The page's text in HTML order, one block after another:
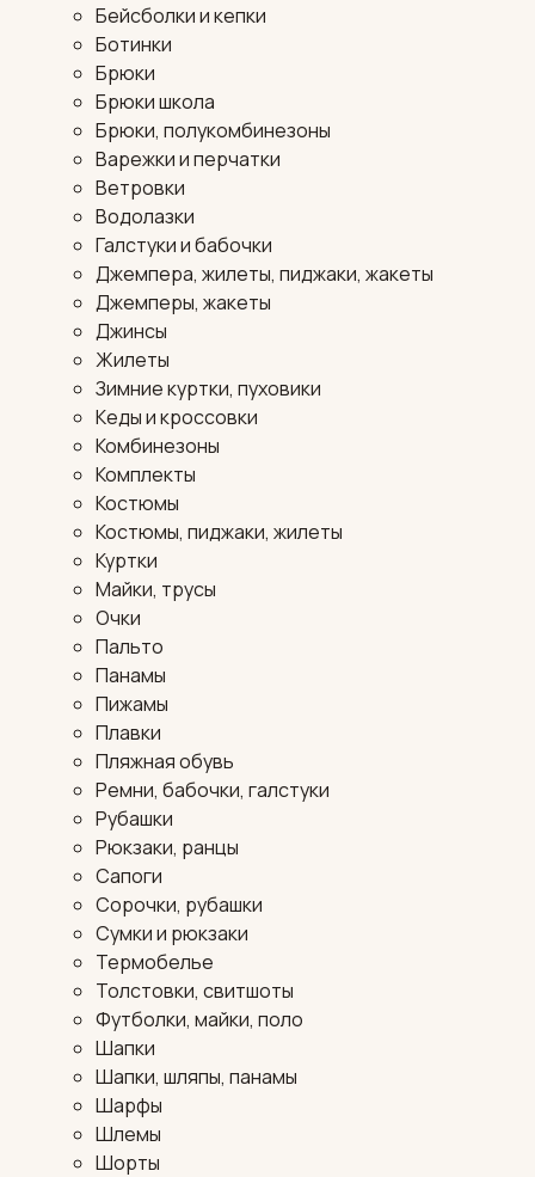
Бейсболки и кепки
Ботинки
Брюки
Брюки школа
Брюки, полукомбинезоны
Варежки и перчатки
Ветровки
Водолазки
Галстуки и бабочки
Джемпера, жилеты, пиджаки, жакеты
Джемперы, жакеты
Джинсы
Жилеты
Зимние куртки, пуховики
Кеды и кроссовки
Комбинезоны
Комплекты
Костюмы
Костюмы, пиджаки, жилеты
Куртки
Майки, трусы
Очки
Пальто
Панамы
Пижамы
Плавки
Пляжная обувь
Ремни, бабочки, галстуки
Рубашки
Рюкзаки, ранцы
Сапоги
Сорочки, рубашки
Сумки и рюкзаки
Термобелье
Толстовки, свитшоты
Футболки, майки, поло
Шапки
Шапки, шляпы, панамы
Шарфы
Шлемы
Шорты